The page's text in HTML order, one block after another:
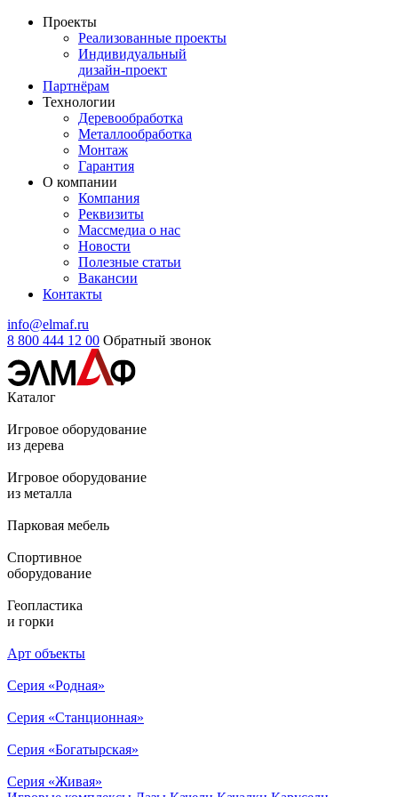
Проекты
Реализованные проекты
Индивидуальный
дизайн-проект
Партнёрам
Технологии
Деревообработка
Металлообработка
Монтаж
Гарантия
О компании
Компания
Реквизиты
Массмедиа о нас
Новости
Полезные статьи
Вакансии
Контакты
info@elmaf.ru
8 800 444 12 00 Обратный звонок
Каталог
Игровое оборудование
из дерева
Игровое оборудование
из металла
Парковая мебель
Спортивное
оборудование
Геопластика
и горки
Арт объекты
Серия «Родная»
Серия «Станционная»
Серия «Богатырская»
Серия «Живая»